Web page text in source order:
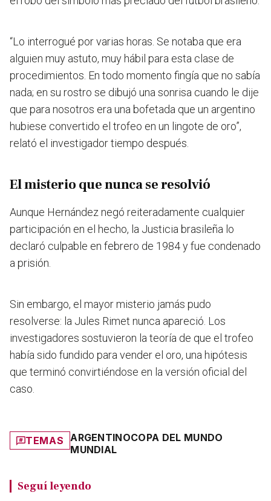
“Lo interrogué por varias horas. Se notaba que era
alguien muy astuto, muy hábil para esta clase de
procedimientos. En todo momento fingía que no sabía
nada; en su rostro se dibujó una sonrisa cuando le dije
que para nosotros era una bofetada que un argentino
hubiese convertido el trofeo en un lingote de oro”,
relató el investigador tiempo después.
El misterio que nunca se resolvió
Aunque Hernández negó reiteradamente cualquier
participación en el hecho, la Justicia brasileña lo
declaró culpable en febrero de 1984 y fue condenado
a prisión.
Sin embargo, el mayor misterio jamás pudo
resolverse: la Jules Rimet nunca apareció. Los
investigadores sostuvieron la teoría de que el trofeo
había sido fundido para vender el oro, una hipótesis
que terminó convirtiéndose en la versión oficial del
caso.
TEMAS ARGENTINOCOPA DEL MUNDO
MUNDIAL
Seguí leyendo